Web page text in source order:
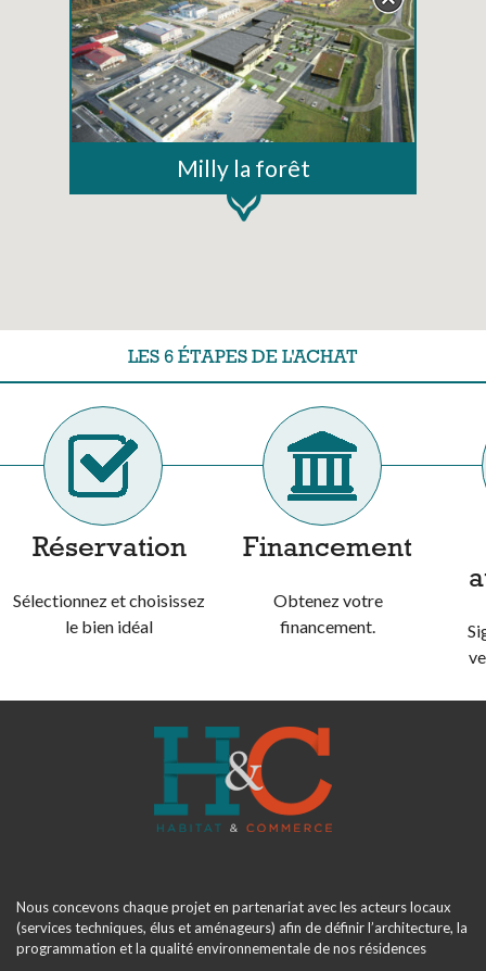
Milly la forêt
LES 6 ÉTAPES DE L'ACHAT
Réservation
Sélectionnez et choisissez
le bien idéal
Financement
Obtenez votre
financement.
Nous concevons chaque projet en partenariat avec les acteurs locaux
(services techniques, élus et aménageurs) afin de définir l’architecture, la
programmation et la qualité environnementale de nos résidences